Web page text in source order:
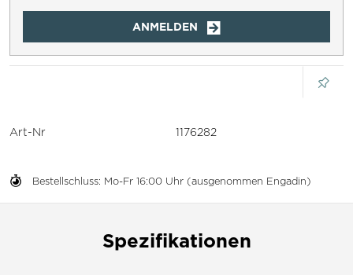
ANMELDEN
Bestellschluss: Mo-Fr 16:00 Uhr (ausgenommen Engadin)
Art-Nr 1176282
Spezifikationen